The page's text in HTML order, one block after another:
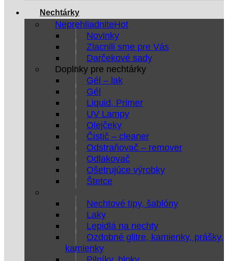
Nechtárky
Neprehliadnite
Novinky
Zlacnili sme pre Vás
Darčekové sady
Doplnky pre nechtárky
Gél – lak
Gél
Liquid, Primer
UV Lampy
Olejčeky
Čistič – cleaner
Odstraňovač – remover
Odlakovač
Ošetrujúce výrobky
Štetce
Nechtové tipy, šablóny
Laky
Lepidlá na nechty
Ozdobné glitre, kamienky, prášky,
kamienky